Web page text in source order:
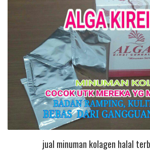
jual minuman kolagen halal